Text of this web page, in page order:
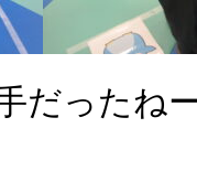
だったね